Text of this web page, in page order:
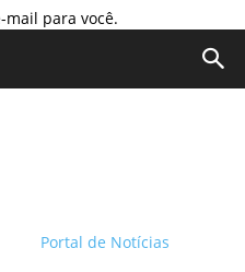
mail para você.
Portal de Notícias